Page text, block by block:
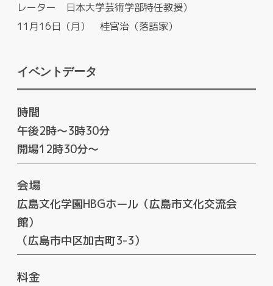
レーター 日本大学芸術学部特任教授）
11月16日（月） 桂宮治（落語家）
イベントデータ
時間
午後2時～3時30分
開場12時30分～
会場
広島文化学園HBGホール（広島市文化交流会
館）
（広島市中区加古町3-3）
料金